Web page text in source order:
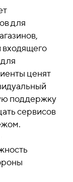
для
входящего
ценят
поддержку
сервисов